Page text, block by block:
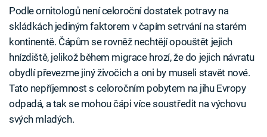
Podle ornitologů není celoroční dostatek potravy na
skládkách jediným faktorem v čapím setrvání na starém
kontinentě. Čápům se rovněž nechtějí opouštět jejich
hnízdiště, jelikož během migrace hrozí, že do jejich návratu
obydlí převezme jiný živočich a oni by museli stavět nové.
Tato nepříjemnost s celoročním pobytem na jihu Evropy
odpadá, a tak se mohou čápi více soustředit na výchovu
svých mladých.